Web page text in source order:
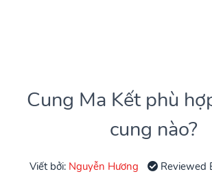
Cung Ma Kết phù
cung nào?
Viết bởi: Nguyễn Hương Reviewed